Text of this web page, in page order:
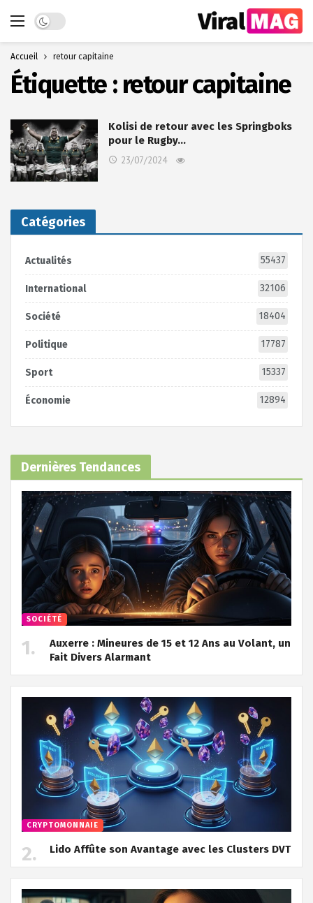
Dark mode
Accueil retour capitaine
Étiquette : retour capitaine
Kolisi de retour avec les Springboks
pour le Rugby…
23/07/2024
Catégories
Actualités 55437
International 32106
Société 18404
Politique 17787
Sport 15337
Économie 12894
Dernières Tendances
SOCIÉTÉ
Auxerre : Mineures de 15 et 12 Ans au Volant, un
Fait Divers Alarmant
CRYPTOMONNAIE
Lido Affûte son Avantage avec les Clusters DVT